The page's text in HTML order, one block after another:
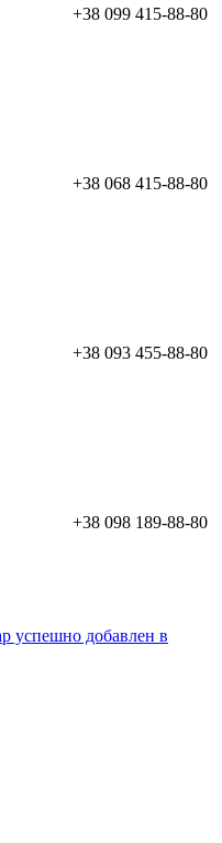
+38 099 415-88-80
+38 068 415-88-80
+38 093 455-88-80
+38 098 189-88-80
успешно добавлен в